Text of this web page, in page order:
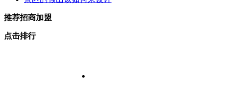
推荐招商加盟
点击排行